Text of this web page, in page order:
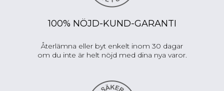
100% NÖJD-KUND-GARANTI
Återlämna eller byt enkelt inom 30 dagar
om du inte är helt nöjd med dina nya varor.